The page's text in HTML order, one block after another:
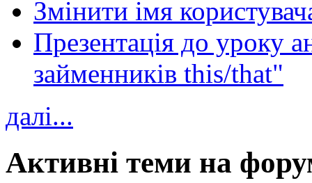
Змінити імя
Презентація до уроку
займенників this/that"
далі...
Активні теми на